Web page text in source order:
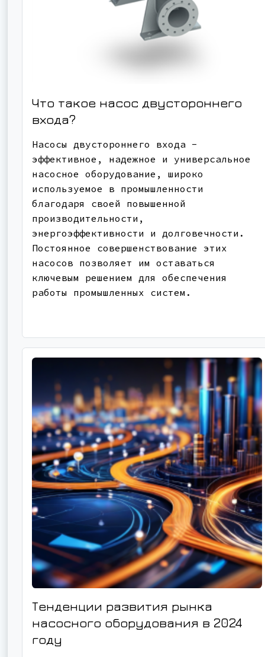
Что такое насос двустороннего
входа?
Насосы двустороннего входа -
эффективное, надежное и универсальное
насосное оборудование, широко
используемое в промышленности
благодаря своей повышенной
производительности,
энергоэффективности и долговечности.
Постоянное совершенствование этих
насосов позволяет им оставаться
ключевым решением для обеспечения
работы промышленных систем.
Тенденции развития рынка
насосного оборудования в 2024
году